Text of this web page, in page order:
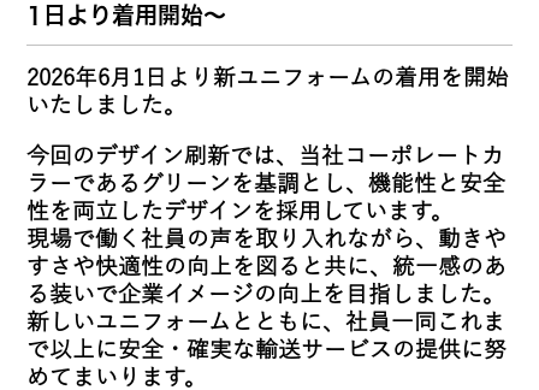
1日より着用開始～
2026年6月1日より新ユニフォームの着用を開始
いたしました。
今回のデザイン刷新では、当社コーポレートカ
ラーであるグリーンを基調とし、機能性と安全
性を両立したデザインを採用しています。
現場で働く社員の声を取り入れながら、動きや
すさや快適性の向上を図ると共に、統一感のあ
る装いで企業イメージの向上を目指しました。
新しいユニフォームとともに、社員一同これま
で以上に安全・確実な輸送サービスの提供に努
めてまいります。